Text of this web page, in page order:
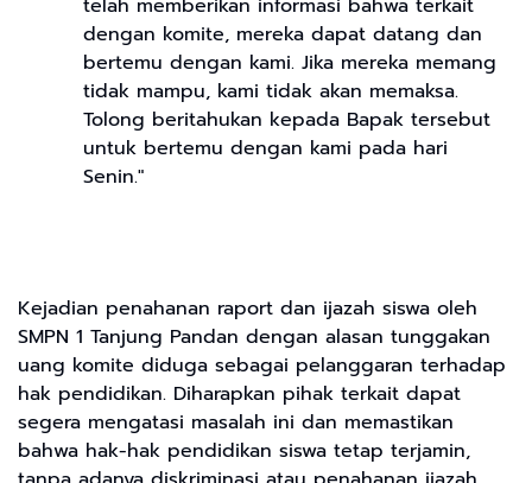
telah memberikan informasi bahwa terkait
dengan komite, mereka dapat datang dan
bertemu dengan kami. Jika mereka memang
tidak mampu, kami tidak akan memaksa.
Tolong beritahukan kepada Bapak tersebut
untuk bertemu dengan kami pada hari
Senin."
Kejadian penahanan raport dan ijazah siswa oleh
SMPN 1 Tanjung Pandan dengan alasan tunggakan
uang komite diduga sebagai pelanggaran terhadap
hak pendidikan. Diharapkan pihak terkait dapat
segera mengatasi masalah ini dan memastikan
bahwa hak-hak pendidikan siswa tetap terjamin,